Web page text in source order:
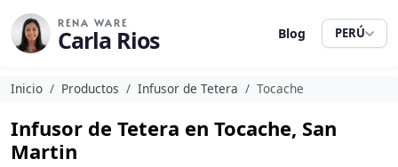
RENA WARE
Carla Rios Blog PERÚ
Inicio Productos Infusor de Tetera Tocache
Infusor de Tetera en Tocache, San
Martin